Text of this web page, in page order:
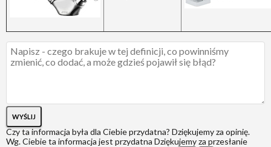
WYŚLIJ
Czy ta informacja była dla Ciebie przydatna? Dziękujemy za opinię.
Wg. Ciebie ta informacja jest przydatna Dziękujemy za przesłanie